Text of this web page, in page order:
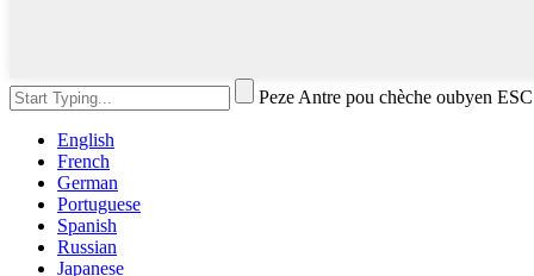
Peze Antre pou chèche oubyen
English
French
German
Portuguese
Spanish
Russian
Japanese